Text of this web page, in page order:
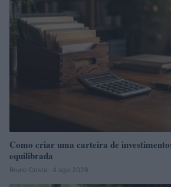
Como criar uma carteira de
equilibrada
Bruno Costa · 4 ago 2026